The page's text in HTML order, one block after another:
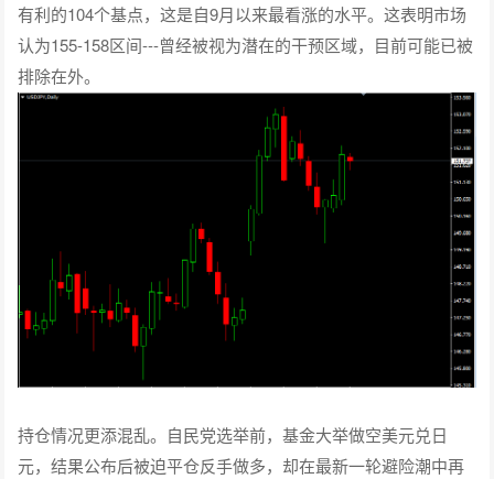
有利的104个基点，这是自9月以来最看涨的水平。这表明市场
认为155-158区间---曾经被视为潜在的干预区域，目前可能已被
排除在外。
持仓情况更添混乱。自民党选举前，基金大举做空美元兑日
元，结果公布后被迫平仓反手做多，却在最新一轮避险潮中再